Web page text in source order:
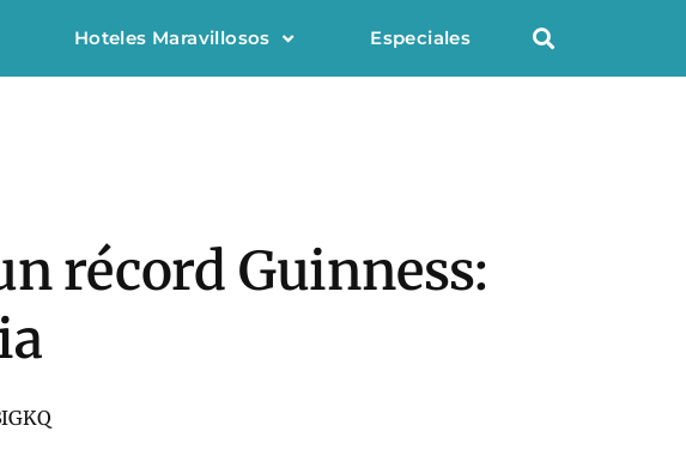
Hoteles Maravillosos Especiales
récord Guinness: